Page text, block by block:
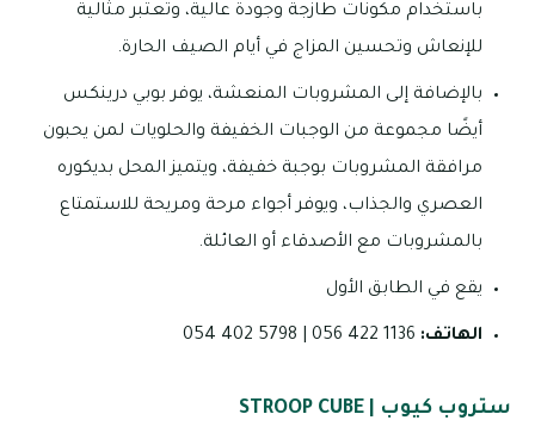
باستخدام مكونات طازجة وجودة عالية، وتعتبر مثالية
للإنعاش وتحسين المزاج في أيام الصيف الحارة.
بالإضافة إلى المشروبات المنعشة، يوفر بوبي درينكس
أيضًا مجموعة من الوجبات الخفيفة والحلويات لمن يحبون
مرافقة المشروبات بوجبة خفيفة، ويتميز المحل بديكوره
العصري والجذاب، ويوفر أجواء مرحة ومريحة للاستمتاع
بالمشروبات مع الأصدقاء أو العائلة.
يقع في الطابق الأول
الهاتف:
ستروب كيوب | STROOP CUBE